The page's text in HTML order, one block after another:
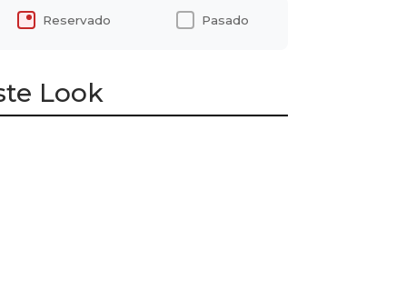
Reservado Pasado
Look